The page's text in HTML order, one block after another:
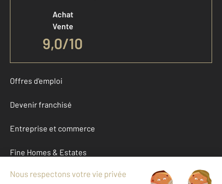
Achat
Vente
9,0/10
Offres d'emploi
Devenir franchisé
Entreprise et commerce
Fine Homes & Estates
À propos